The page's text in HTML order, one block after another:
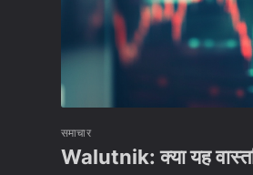
समाचार
Walutnik: क्या यह